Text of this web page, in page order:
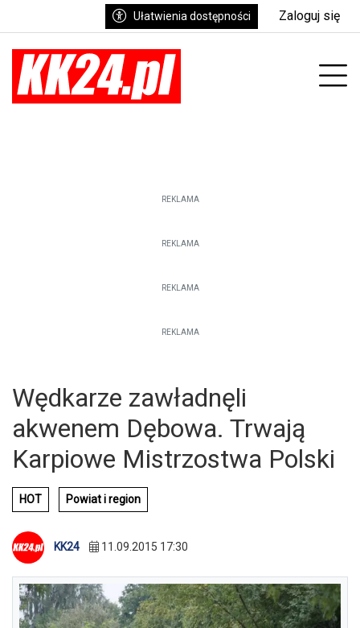
Ułatwienia dostępności Zaloguj się
REKLAMA
REKLAMA
REKLAMA
REKLAMA
Wędkarze zawładnęli
akwenem Dębowa. Trwają
Karpiowe Mistrzostwa Polski
HOT Powiat i region
KK24 11.09.2015 17:30